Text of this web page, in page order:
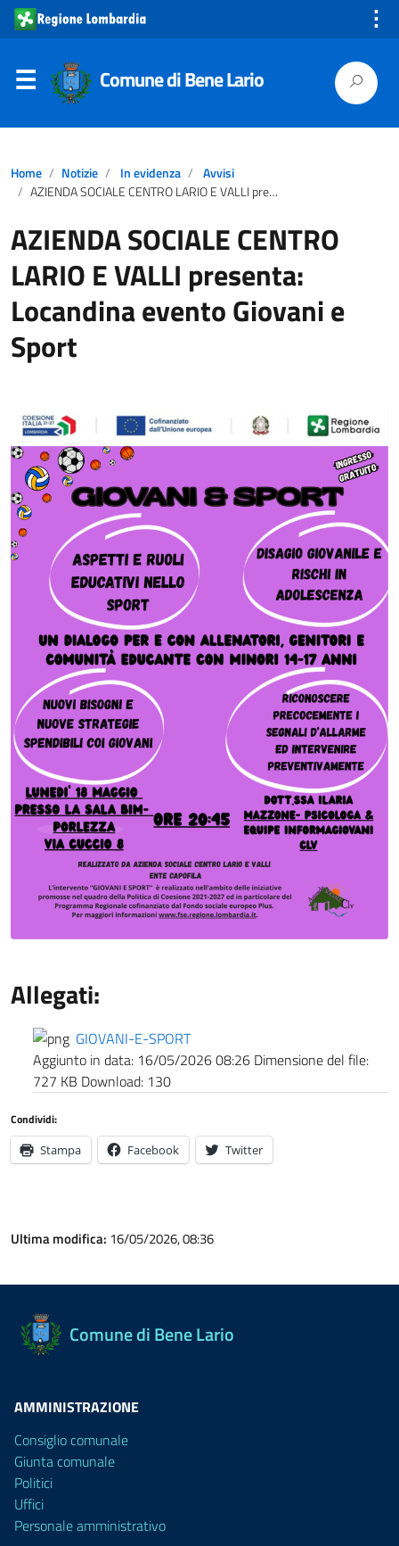
⋮
Comune di Bene Lario
Home Notizie In evidenza
Avvisi
AZIENDA SOCIALE CENTRO LARIO E VALLI presenta: Locandina evento Giovani e Sport
AZIENDA SOCIALE CENTRO
LARIO E VALLI presenta:
Locandina evento Giovani e
Sport
Allegati:
GIOVANI-E-SPORT
Aggiunto in data: 16/05/2026 08:26 Dimensione del file:
727 KB Download: 130
Condividi:
Stampa Facebook Twitter
Ultima modifica: 16/05/2026, 08:36
Comune di Bene Lario
AMMINISTRAZIONE
Consiglio comunale
Giunta comunale
Politici
Uffici
Personale amministrativo